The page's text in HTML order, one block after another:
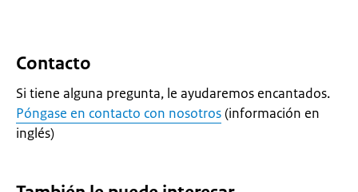
Contacto
Si tiene alguna pregunta, le ayudaremos encantados.
Póngase en contacto con nosotros(información en
inglés)